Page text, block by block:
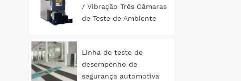
Components
/ Vibração Três Câmaras
de Teste de Ambiente
Linha de teste de
desempenho de
segurança automotiva